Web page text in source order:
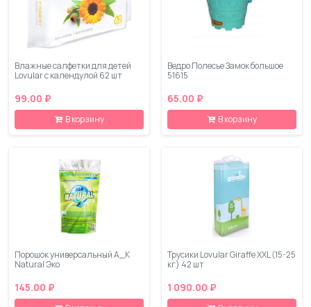
Влажные салфетки для детей
Lovular с календулой 62 шт
99.00 ₽
В корзину
Ведро Полесье Замок большое
51615
65.00 ₽
В корзину
Порошок универсальный A_K
Natural Эко
145.00 ₽
Трусики Lovular Giraffe XXL (15-25
кг) 42 шт
1 090.00 ₽